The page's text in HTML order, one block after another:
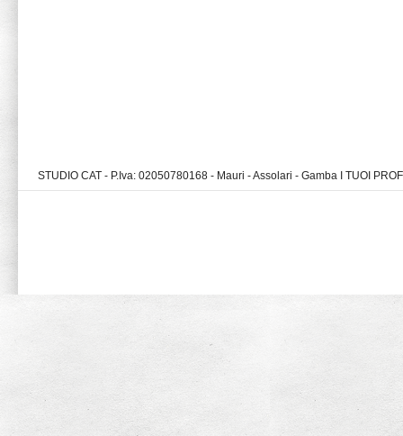
STUDIO CAT - P.Iva: 02050780168 - Mauri - Assolari - Gamba I TUOI